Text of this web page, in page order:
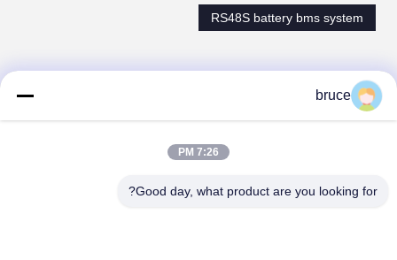
RS48S battery bms system
bruce
7:26 PM
Good day, what product are you looking for?